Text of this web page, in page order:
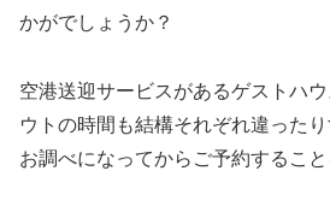
かがでしょうか？
空港送迎サービスがあるゲストハ
ウトの時間も結構それぞれ違った
お調べになってからご予約すること